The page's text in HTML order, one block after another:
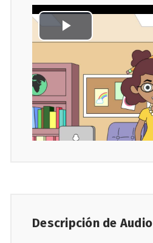
Descripción de Audio